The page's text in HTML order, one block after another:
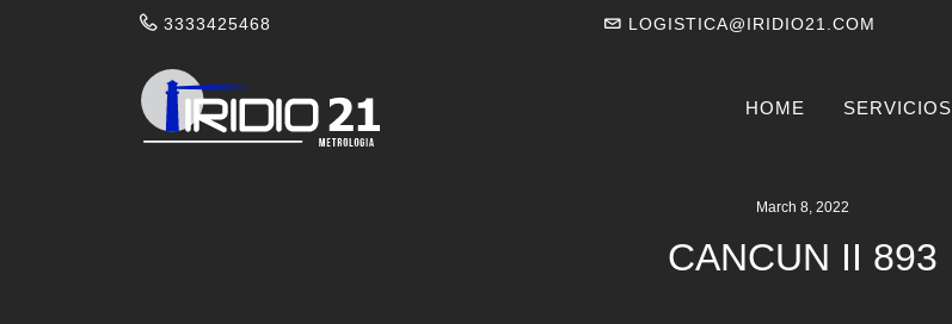
3333425468 LOGISTICA@IRIDIO21.COM
HOME SERVICIOS
March 8, 2022
CANCUN II 893